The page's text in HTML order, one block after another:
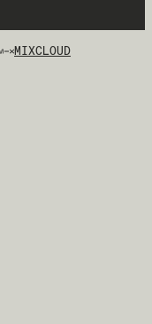
MIXCLOUD